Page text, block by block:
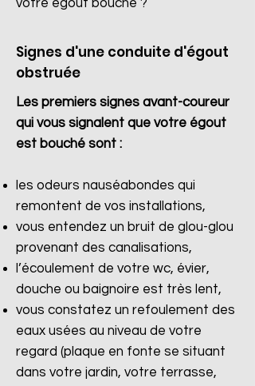
votre égout bouché ?
Signes d'une conduite d'égout
obstruée
Les premiers signes avant-coureur
qui vous signalent que votre égout
est bouché sont :
les odeurs nauséabondes qui
remontent de vos installations,
vous entendez un bruit de glou-glou
provenant des canalisations,
l’écoulement de votre wc, évier,
douche ou baignoire est très lent,
vous constatez un refoulement des
eaux usées au niveau de votre
regard (plaque en fonte se situant
dans votre jardin, votre terrasse,